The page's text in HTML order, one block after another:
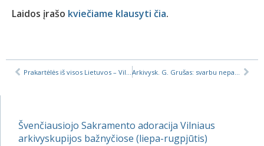
Laidos įrašo kviečiame klausyti čia.
Švenčiausiojo Sakramento adoracija Vilniaus
arkivyskupijos bažnyčiose (liepa-rugpjūtis)